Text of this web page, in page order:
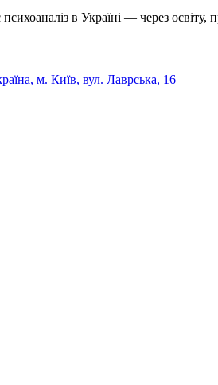
в Україні — через
м. Київ, вул. Лаврська, 16